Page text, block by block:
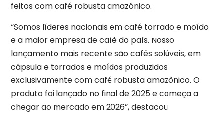
feitos com café robusta amazônico.
“Somos líderes nacionais em café torrado e moído
e a maior empresa de café do país. Nosso
lançamento mais recente são cafés solúveis, em
cápsula e torrados e moídos produzidos
exclusivamente com café robusta amazônico. O
produto foi lançado no final de 2025 e começa a
chegar ao mercado em 2026”, destacou